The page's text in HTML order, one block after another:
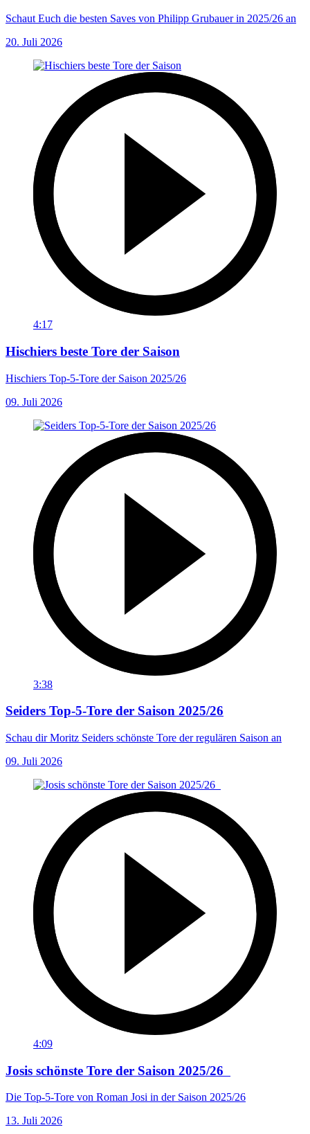
Schaut Euch die besten Saves von Philipp Grubauer in 2025/26 an
20. Juli 2026
4:17
Hischiers beste Tore der Saison
Hischiers Top-5-Tore der Saison 2025/26
09. Juli 2026
3:38
Seiders Top-5-Tore der Saison 2025/26
Schau dir Moritz Seiders schönste Tore der regulären Saison an
09. Juli 2026
4:09
Josis schönste Tore der Saison 2025/26
Die Top-5-Tore von Roman Josi in der Saison 2025/26
13. Juli 2026